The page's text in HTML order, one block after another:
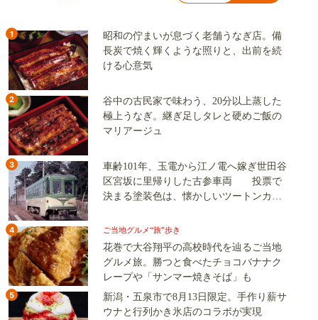
1
昭和の佇まいが息づく老舗うなぎ店。備
長炭で焼く輝くような照りと、出前を続
ける心意気
2
谷中の古民家で味わう、20分以上蒸した
極上うなぎ。継ぎ足しタレと硬めご飯の
マリアージュ
3
車齢101年、玉電から江ノ電へ嫁ぎ世田谷
区宮坂に里帰りした古参車両 投票で
決まる塗装色は、懐かしいツートンカラ
4 ご当地グルメ“旅”歩き
花巻で大谷翔平の高校時代を辿るご当地
グルメ旅。勝つと食べたチョコバナナク
レープや「サンマー焼きそば」も
5
新潟・五泉市で8月13日限定。手作り薪サ
ウナと行列かき氷店のコラボが実現